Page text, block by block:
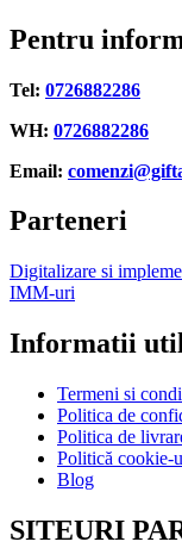
Pentru
Tel: 0726882286
WH: 0726882286
Email:
Parteneri
Digitalizare si
IMM-uri
Informatii
Termeni si
Politica de
Politica de
Politică cookie-
Blog
SITEURI